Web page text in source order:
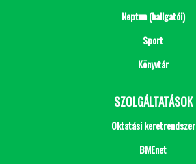
Neptun (hallgatói)
Sport
Könyvtár
SZOLGÁLTATÁSOK
Oktatási keretrendszer
BMEnet